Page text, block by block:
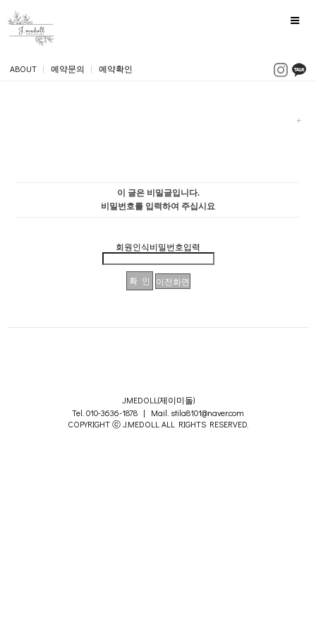
ABOUT | 예약문의 | 예약확인
이 글은 비밀글입니다.
비밀번호를 입력하여 주십시요
회원인식비밀번호입력
JMEDOLL(제이미돌)
Tel. 010-3636-1878 | Mail. stila8101@naver.com
COPYRIGHT ⓒ J.MEDOLL ALL RIGHTS RESERVED.